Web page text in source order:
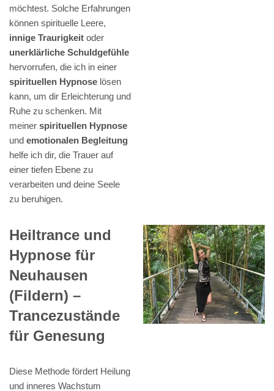
möchtest. Solche Erfahrungen
können spirituelle Leere,
innige Traurigkeit oder
unerklärliche Schuldgefühle
hervorrufen, die ich in einer
spirituellen Hypnose lösen
kann, um dir Erleichterung und
Ruhe zu schenken. Mit
meiner spirituellen Hypnose
und emotionalen Begleitung
helfe ich dir, die Trauer auf
einer tiefen Ebene zu
verarbeiten und deine Seele
zu beruhigen.
Heiltrance und
Hypnose für
Neuhausen
(Fildern) –
Trancezustände
für Genesung
Diese Methode fördert Heilung
und inneres Wachstum